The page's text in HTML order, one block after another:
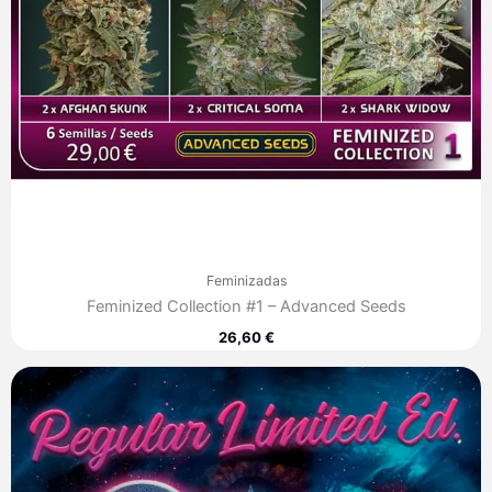
Feminizadas
Feminized Collection #1 – Advanced Seeds
26,60€